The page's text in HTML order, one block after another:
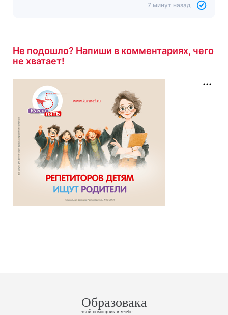
7 минут назад
Не подошло? Напиши в комментариях, чего
не хватает!
Образовака
твой помощник в учебе